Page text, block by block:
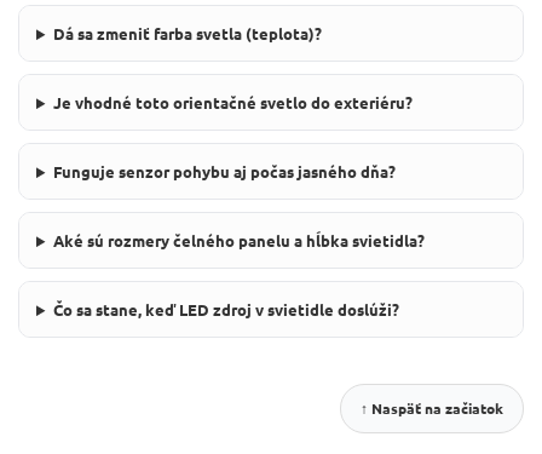
Dá sa zmeniť farba svetla (teplota)?
Je vhodné toto orientačné svetlo do exteriéru?
Funguje senzor pohybu aj počas jasného dňa?
Aké sú rozmery čelného panelu a hĺbka svietidla?
Čo sa stane, keď LED zdroj v svietidle doslúži?
↑ Naspäť na začiatok